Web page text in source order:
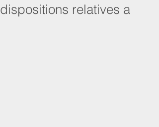
dispositions relatives a